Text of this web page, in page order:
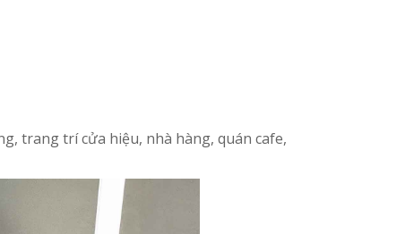
trang trí cửa hiệu, nhà hàng, quán cafe,